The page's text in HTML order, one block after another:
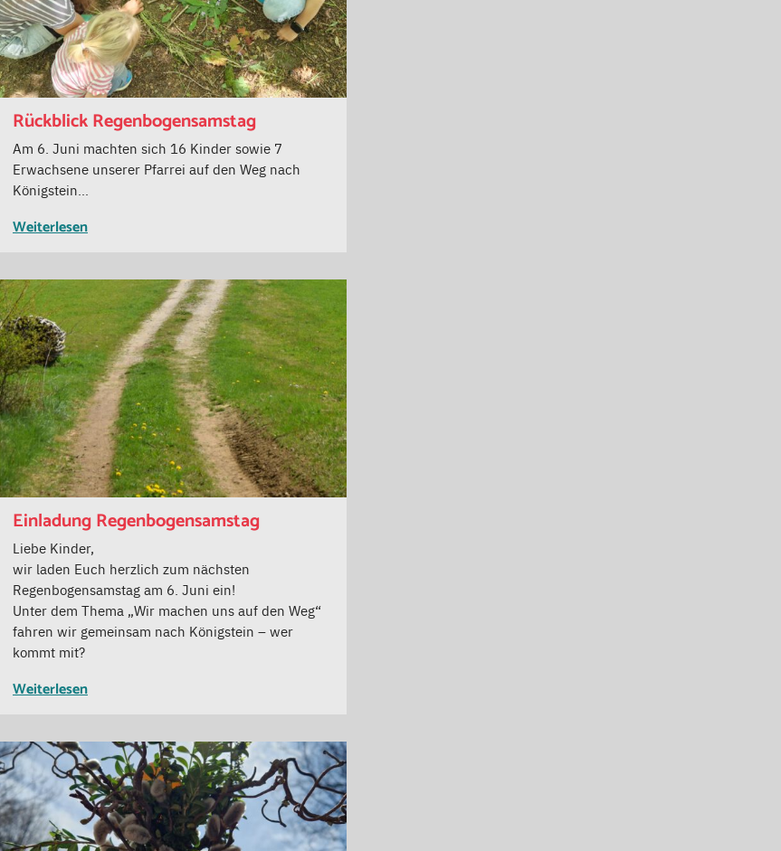
Rückblick Regenbogensamstag
Am 6. Juni machten sich 16 Kinder sowie 7
Erwachsene unserer Pfarrei auf den Weg nach
Königstein…
Weiterlesen
Einladung Regenbogensamstag
Liebe Kinder,
wir laden Euch herzlich zum nächsten
Regenbogensamstag am 6. Juni ein!
Unter dem Thema „Wir machen uns auf den Weg“
fahren wir gemeinsam nach Königstein – wer
kommt mit?
Weiterlesen